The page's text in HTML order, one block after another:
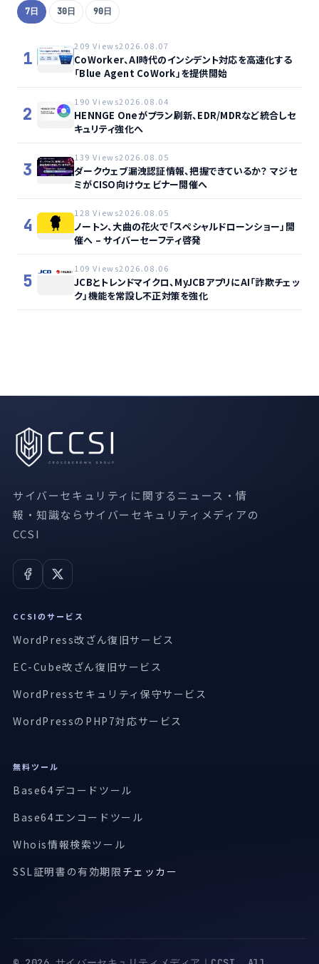
7日 30日 90日
1
209 Views2026.08.07
CoWorker、AI時代のインシデント対応を高速化する
「Blue Agent CoWork」を提供開始
2
190 Views2026.08.04
HENNGE Oneがプラン刷新、EDR/MDRなど統合しセ
キュリティ強化へ
3
139 Views2026.08.05
ダークウェブ漏洩認証情報、把握できているか？ マジセ
ミがCISO向けウェビナー開催へ
4
128 Views2026.08.05
ノートン、大曲の花火で「スペシャルドローンショー」開
催へ – サイバーセーフティ啓発
5
109 Views2026.08.06
JCBとトレンドマイクロ、MyJCBアプリにAI「詐欺チェッ
ク」機能を常設し不正対策を強化
サイバーセキュリティに関するニュース・情
報・知識ならサイバーセキュリティメディアの
CCSI
CCSIのサービス
WordPress改ざん復旧サービス
EC-Cube改ざん復旧サービス
WordPressセキュリティ保守サービス
WordPressのPHP7対応サービス
無料ツール
Base64デコードツール
Base64エンコードツール
Whois情報検索ツール
SSL証明書の有効期限 チェッカー